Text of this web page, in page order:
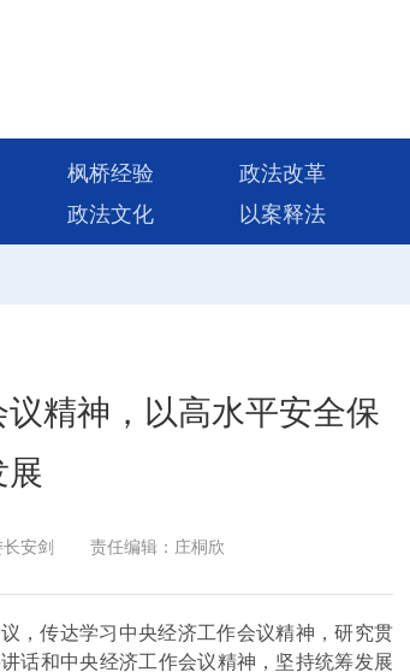
枫桥经验 政法改革
政法文化 以案释法
精神，以高水平安全保
展
安剑 责任编辑：庄桐欣
，传达学习中央经济工作会议精神，研究贯
话和中央经济工作会议精神，坚持统筹发展